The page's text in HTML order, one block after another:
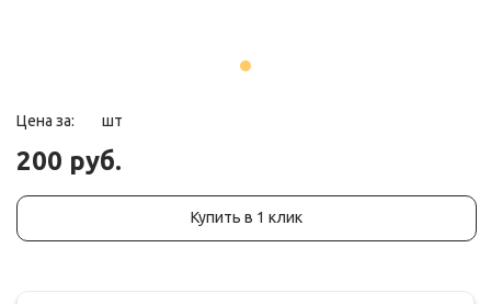
Цена за: шт
200 руб.
Купить в 1 клик